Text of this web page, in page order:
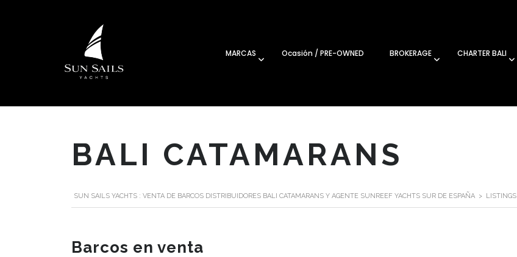
MARCAS Ocasión / PRE-OWNED BROKERAGE CHARTER BALI
BALI CATAMARANS
SUN SAILS YACHTS : VENTA DE BARCOS DISTRIBUIDORES BALI CATAMARANS Y AGENTE SUNREEF YACHTS SUR DE ESPAÑA > LISTINGS
Barcos en venta